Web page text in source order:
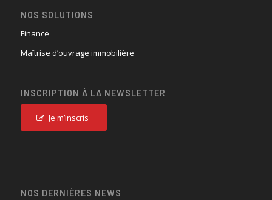
NOS SOLUTIONS
Finance
Maîtrise d’ouvrage immobilière
INSCRIPTION À LA NEWSLETTER
Je m’inscris
NOS DERNIÈRES NEWS